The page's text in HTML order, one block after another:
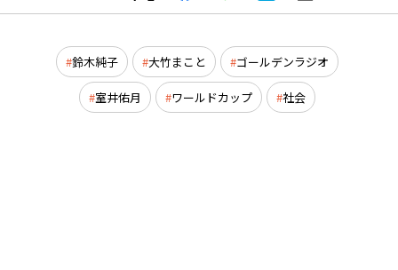
鈴木純子 大竹まこと ゴールデンラジオ
室井佑月 ワールドカップ 社会